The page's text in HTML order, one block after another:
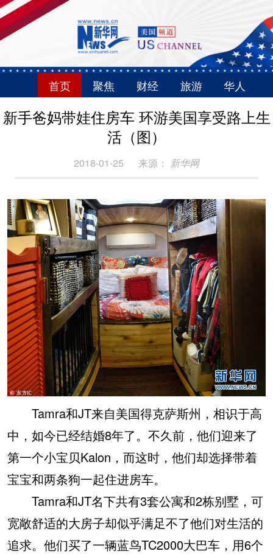
首页 聚焦 财经 旅游 华人
新手爸妈带娃住房车 环游美国享受路上生
活（图）
2018-01-25 来源： 新华网
Tamra和JT来自美国得克萨斯州，相识于高
中，如今已经结婚8年了。不久前，他们迎来了
第一个小宝贝Kalon，而这时，他们却选择带着
宝宝和两条狗一起住进房车。
Tamra和JT名下共有3套公寓和2栋别墅，可
宽敞舒适的大房子却似乎满足不了他们对生活的
追求。他们买了一辆蓝鸟TC2000大巴车，用6个